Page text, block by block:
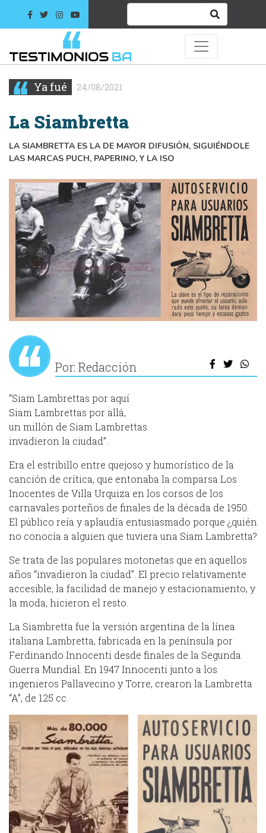
Ya fué 24/08/2021
La Siambretta
LA SIAMBRETTA ES LA DE MAYOR DIFUSIÓN, SIGUIÉNDOLE
LAS MARCAS PUCH, PAPERINO, Y LA ISO
Por: Redacción
“Siam Lambrettas por aquí
Siam Lambrettas por allá,
un millón de Siam Lambrettas
invadieron la ciudad”.
Era el estribillo entre quejoso y humorístico de la
canción de crítica, que entonaba la comparsa Los
Inocentes de Villa Urquiza en los corsos de los
carnavales porteños de finales de la década de 1950.
El público reía y aplaudía entusiasmado porque ¿quién
no conocía a alguien que tuviera una Siam Lambretta?
Se trata de las populares motonetas que en aquellos
años “invadieron la ciudad”. El precio relativamente
accesible, la facilidad de manejo y estacionamiento, y
la moda, hicieron el resto.
La Siambretta fue la versión argentina de la línea
italiana Lambretta, fabricada en la península por
Ferdinando Innocenti desde finales de la Segunda
Guerra Mundial. En 1947 Innocenti junto a los
ingenieros Pallavecino y Torre, crearon la Lambretta
“A”, de 125 cc.